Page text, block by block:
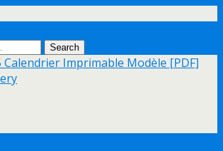
Calendrier Imprimable Modèle [PDF]